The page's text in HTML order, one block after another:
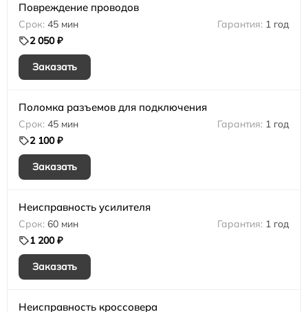
Повреждение проводов
45 мин
1 год
2 050 ₽
Заказать
Поломка разъемов для подключения
45 мин
1 год
2 100 ₽
Заказать
Неисправность усилителя
60 мин
1 год
1 200 ₽
Заказать
Неисправность кроссовера